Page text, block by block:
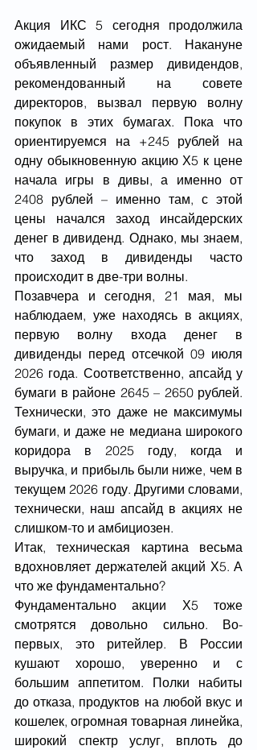
Акция ИКС 5 сегодня продолжила
ожидаемый нами рост. Накануне
объявленный размер дивидендов,
рекомендованный на совете
директоров, вызвал первую волну
покупок в этих бумагах. Пока что
ориентируемся на +245 рублей на
одну обыкновенную акцию Х5 к цене
начала игры в дивы, а именно от
2408 рублей – именно там, с этой
цены начался заход инсайдерских
денег в дивиденд. Однако, мы знаем,
что заход в дивиденды часто
происходит в две-три волны.
Позавчера и сегодня, 21 мая, мы
наблюдаем, уже находясь в акциях,
первую волну входа денег в
дивиденды перед отсечкой 09 июля
2026 года. Соответственно, апсайд у
бумаги в районе 2645 – 2650 рублей.
Технически, это даже не максимумы
бумаги, и даже не медиана широкого
коридора в 2025 году, когда и
выручка, и прибыль были ниже, чем в
текущем 2026 году. Другими словами,
технически, наш апсайд в акциях не
слишком-то и амбициозен.
Итак, техническая картина весьма
вдохновляет держателей акций Х5. А
что же фундаментально?
Фундаментально акции Х5 тоже
смотрятся довольно сильно. Во-
первых, это ритейлер. В России
кушают хорошо, уверенно и с
большим аппетитом. Полки набиты
до отказа, продуктов на любой вкус и
кошелек, огромная товарная линейка,
широкий спектр услуг, вплоть до